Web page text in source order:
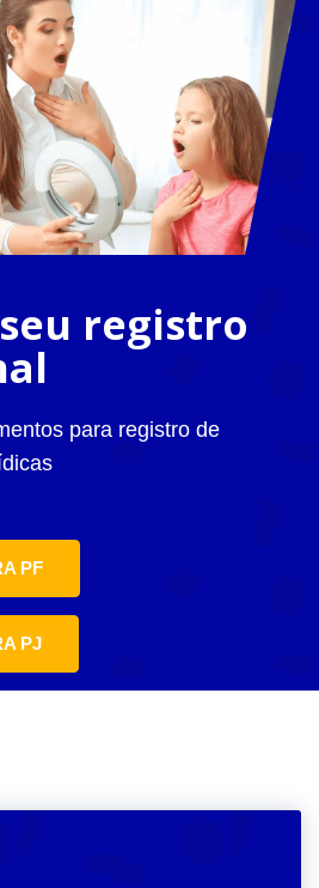
registro
para registro de
PF
PJ